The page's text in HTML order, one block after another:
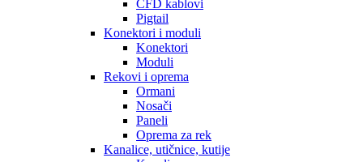
CFD kablovi
Pigtail
Konektori i moduli
Konektori
Moduli
Rekovi i oprema
Ormani
Nosači
Paneli
Oprema za rek
Kanalice, utičnice, kutije